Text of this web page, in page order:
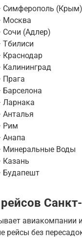
Симферополь (Крым)
Москва
Сочи (Адлер)
Тбилиси
Краснодар
Калининград
Прага
Барселона
Ларнака
Анталья
Рим
Анапа
Минеральные Воды
Казань
Будапешт
авиакомпании
без